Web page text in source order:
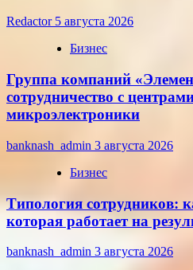
Redactor 5 августа 2026
Бизнес
Группа компаний
сотрудничество с
микроэлектроники
banknash_admin 3 августа 2026
Бизнес
Типология сотрудников:
которая работает на
banknash_admin 3 августа 2026